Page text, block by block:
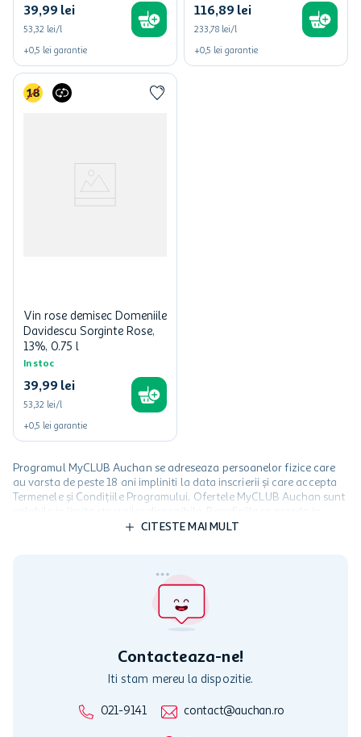
39,99 lei
53,32 lei/l
+0,5 lei garantie
116,89 lei
233,78 lei/l
+0,5 lei garantie
Vin rose demisec Domeniile
Davidescu Sorginte Rose,
13%, 0.75 l
In stoc
39,99 lei
53,32 lei/l
+0,5 lei garantie
Programul MyCLUB Auchan se adreseaza persoanelor fizice care
au varsta de peste 18 ani impliniti la data inscrierii și care accepta
Termenele și Condițiile Programului. Ofertele MyCLUB Auchan sunt
limita a 12 unitati / card client o singura data in perioada promotiei.
activitati in afara celor mentionate in Termene si Conditii. Auchan
nu raspunde pentru imposibilitatea utilizarii Cardului in perioada in
care aceste este suspendat sau in perioada in care sunt efectuate
CITESTE MAI MULT
Contacteaza-ne!
Iti stam mereu la dispozitie.
021-9141 contact@auchan.ro